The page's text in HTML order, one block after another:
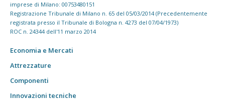
imprese di Milano: 00753480151
Registrazione Tribunale di Milano n. 65 del 05/03/2014 (Precedentemente
registrata presso il Tribunale di Bologna n. 4273 del 07/04/1973)
ROC n. 24344 dell'11 marzo 2014
Economia e Mercati
Attrezzature
Componenti
Innovazioni tecniche